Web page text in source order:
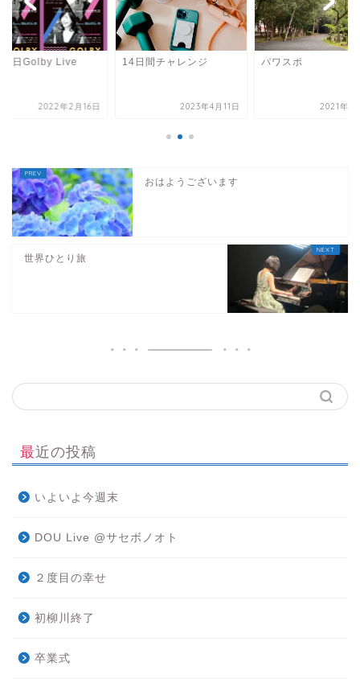
日Golby Live
2022年2月16日
14日間チャレンジ
2023年4月11日
パワスポ
2021年8
おはようございます
世界ひとり旅
最近の投稿
いよいよ今週末
DOU Live @サセボノオト
２度目の幸せ
初柳川終了
卒業式